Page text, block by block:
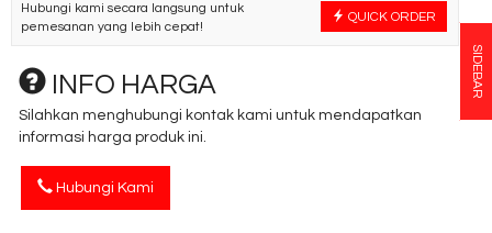
QUICK ORDER
Hubungi kami secara langsung untuk
pemesanan yang lebih cepat!
INFO HARGA
Silahkan menghubungi kontak kami untuk mendapatkan
informasi harga produk ini.
Hubungi Kami
SIDEBAR